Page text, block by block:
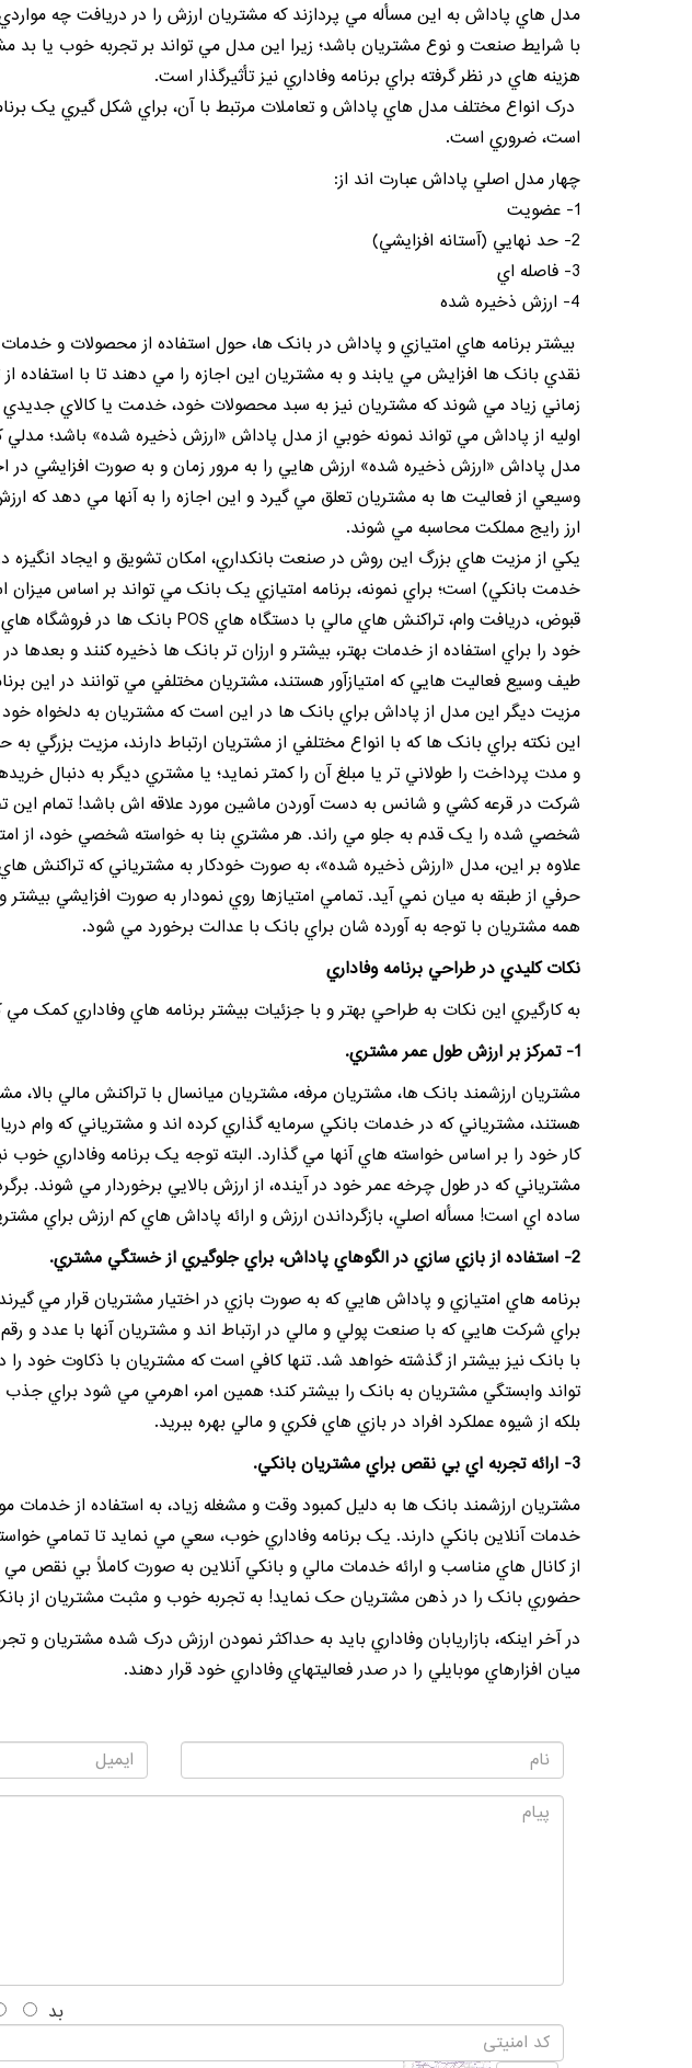
مدل هاي پاداش به اين مسأله مي پردازند که مشتريان ارزش را در دريافت چه
با شرايط صنعت و نوع مشتريان باشد؛ زيرا اين مدل مي تواند بر تجربه خوب يا بد
هزينه هاي در نظر گرفته برايبرنامه وفادارينيز تأثيرگذار است.
درک انواع مختلف مدل هاي پاداش و تعاملات مرتبط با آن، براي شکل گيري يک
است، ضروري است.
چهار مدل اصلي پاداش عبارت اند از:
1- عضويت
2- حد نهايي (آستانه افزايشي)
3- فاصله اي
4- ارزش ذخيره شده
بيشتر برنامه هاي امتيازي و پاداش در بانک ها، حول استفاده از محصولات و
نقدي بانک ها افزايش مي يابند و به مشتريان اين اجازه را مي دهند تا با
زماني زياد مي شوند که مشتريان نيز به سبد محصولات خود، خدمت يا کالاي جديدي
اوليه از پاداش مي تواند نمونه خوبي از مدل پاداش «ارزش ذخيره شده» باشد؛
مدل پاداش «ارزش ذخيره شده» ارزش هايي را به مرور زمان و به صورت افزايشي در
وسيعي از فعاليت ها به مشتريان تعلق مي گيرد و اين اجازه را به آنها مي دهد که
ارز رايج مملکت محاسبه مي شوند.
يکي از مزيت هاي بزرگ اين روش در صنعت بانکداري، امکان تشويق و ايجاد انگيزه
خدمت بانکي) است؛ براي نمونه، برنامه امتيازي يک بانک مي تواند بر اساس
خود را براي استفاده از خدمات بهتر، بيشتر و ارزان تر بانک ها ذخيره کنند و بعدها
طيف وسيع فعاليت هايي که امتيازآور هستند، مشتريان مختلفي مي توانند در اين
مزيت ديگر اين مدل از پاداش براي بانک ها در اين است که مشتريان به دلخواه خود
اين نکته براي بانک ها که با انواع مختلفي ازمشتريان ارتباط دارند، مزيت بزرگي
و مدت پرداخت را طولاني تر يا مبلغ آن را کمتر نمايد؛ يا مشتري ديگر به دنبال
شرکت در قرعه کشي و شانس به دست آوردن ماشين مورد علاقه اش باشد! تمام
شخصي شده را يک قدم به جلو مي راند. هر مشتري بنا به خواسته شخصي خود، از
علاوه بر اين، مدل «ارزش ذخيره شده»، به صورت خودکار به مشترياني که تراکنش
حرفي از طبقه به ميان نمي آيد. تمامي امتيازها روي نمودار به صورت افزايشي
همه مشتريان با توجه به آورده شان براي بانک با عدالت برخورد مي شود.
نکات کليدي در طراحي برنامه وفاداري
به کارگيري اين نکات به طراحي بهتر و با جزئيات بيشتر برنامه هاي وفاداري کمک مي
1- تمرکز بر ارزش طول عمر مشتري.
مشتريان ارزشمند بانک ها، مشتريان مرفه، مشتريان ميانسال با تراکنش مالي
هستند، مشترياني که در خدمات بانکي سرمايه گذاري کرده اند و مشترياني که وام
کار خود را بر اساس خواسته هاي آنها مي گذارد. البته توجه يکبرنامه وفاداريخوب
مشترياني که در طول چرخه عمر خود در آينده، از ارزش بالايي برخوردار مي شوند.
ساده اي است! مسأله اصلي، بازگرداندن ارزش و ارائه پاداش هاي کم ارزش براي
2- استفاده از بازي سازي در الگوهاي پاداش، براي جلوگيري از خستگي مشتري.
برنامه هاي امتيازي و پاداش هايي که به صورت بازي در اختيار مشتريان قرار مي
براي شرکت هايي که با صنعت پولي و مالي در ارتباط اند و مشتريان آنها با عدد و
با بانک نيز بيشتر از گذشته خواهد شد. تنها کافي است که مشتريان با ذکاوت خود
تواند وابستگي مشتريان به بانک را بيشتر کند؛ همين امر، اهرمي مي شود براي
بلکه از شيوه عملکرد افراد در بازي هاي فکري و مالي بهره ببريد.
3- ارائه تجربه اي بي نقص براي مشتريان بانکي.
مشتريان ارزشمند بانک ها به دليل کمبود وقت و مشغله زياد، به استفاده از
خدمات آنلاين بانکي دارند. يک برنامه وفاداري خوب، سعي مي نمايد تا تمامي
از کانال هاي مناسب و ارائه خدمات مالي و بانکي آنلاين به صورت کاملاً بي نقص
حضوري بانک را در ذهن مشتريان حک نمايد! به تجربه خوب و مثبت مشتريان از
در آخر اينکه، بازاريابانوفاداريبايد به حداکثر نمودن ارزش درک شده مشتريان و
ميان افزارهاي موبايلي را در صدر فعاليتهاي وفاداري خود قرار دهند.
بد